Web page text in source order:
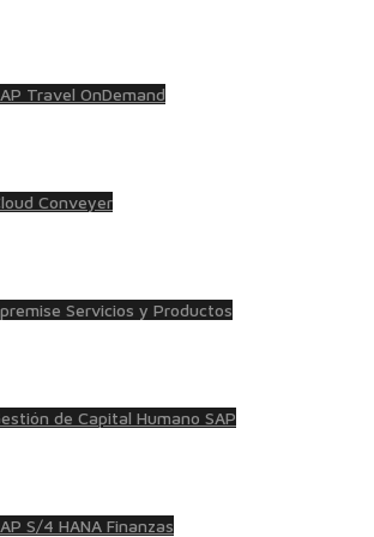
Travel OnDemand
Conveyer
Servicios y Productos
de Capital Humano SAP
S/4 HANA Finanzas